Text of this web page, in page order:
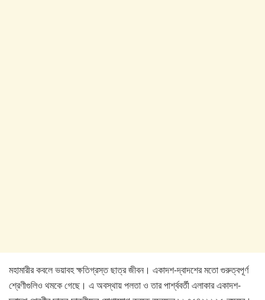
মহামারীর কবলে ভয়াবহ ক্ষতিগ্রস্ত ছাত্র জীবন। একাদশ-দ্বাদশের মতো গুরুত্বপূর্ণ
শ্রেণীগুলিও থমকে গেছে। এ অবস্থায় পলতা ও তার পার্শ্ববর্তী এলাকার একাদশ-